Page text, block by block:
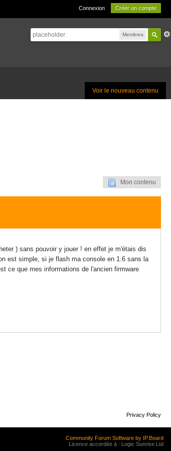
Connexion Créer un compte
Membres
Voir le nouveau contenu
Mon contenu
) sans pouvoir y jouer ! en effet je m'étais dis
est simple, si je flash ma console en 1.6 sans la
ce que mes informations de l'ancien firmware
Privacy Policy
Community Forum Software by IP.Board
Licence accordée à : Logic Sunrise Ltd